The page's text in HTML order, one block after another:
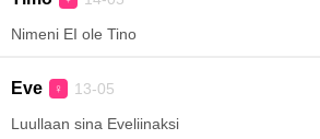
Nimeni EI ole Tino
Eve ♀ 13-05
Luullaan sina Eveliinaksi